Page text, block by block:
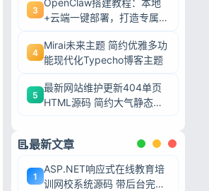
3
OpenClaw搭建教程：本地
+云端一键部署，打造专属AI
4
Mirai未来主题 简约优雅多功
能现代化Typecho博客主题
5
最新网站维护更新404单页
HTML源码 简约大气静态模
最新文章
1
ASP.NET响应式在线教育培
训网校系统源码 带后台完整